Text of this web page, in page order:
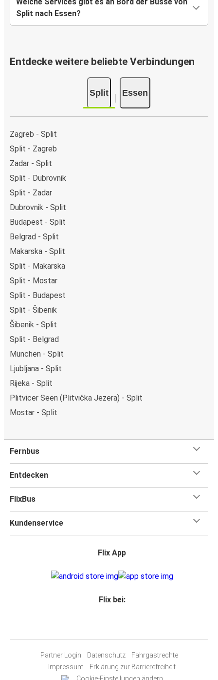
Split nach Essen?
Entdecke weitere beliebte Verbindungen
Split Essen
Zagreb - Split
Split - Zagreb
Zadar - Split
Split - Dubrovnik
Split - Zadar
Dubrovnik - Split
Budapest - Split
Belgrad - Split
Makarska - Split
Split - Makarska
Split - Mostar
Split - Budapest
Split - Šibenik
Šibenik - Split
Split - Belgrad
München - Split
Ljubljana - Split
Rijeka - Split
Plitvicer Seen (Plitvička Jezera) - Split
Mostar - Split
Fernbus
Entdecken
FlixBus
Kundenservice
Flix App
Flix bei:
Partner Login Datenschutz
Fahrgastrechte
Impressum
Erklärung zur Barrierefreiheit
Cookie-Einstellungen ändern